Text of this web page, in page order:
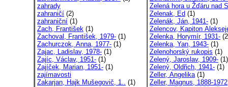
zahrady
zahraničí (2)
zahraniční (1)
Zach, František (1)
Zachoval, František, 1979- (1)
Zachurczok, Anna, 1977- (1)
Zajac, Ladislav, 1978- (1)
Zajíc, Václav, 1951- (1)
Zajíček, Marian, 1951- (1)
zajímavosti
Zakarjan, Hajk Mušegovič, 1.. (1)
Zelená hora u Žďáru nad
Zelenak, Ed (1)
Zelenák, Ján, 1941- (1)
Zelencov, Kapiton
Zelenka, Horymír, 1931-
Zelenka, Yan, 1943- (1)
Zelenohorský rukopis (1)
Zelený, Jaroslav, 1909- (1)
Zelený, Oldřich, 1941- (1)
Zeller, Angelika(1)
Zeller, Magnus, 1888-1972